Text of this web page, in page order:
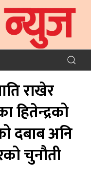
राखेर
हितेन्द्रको
दबाब अनि
चुनौती